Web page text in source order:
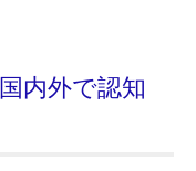
内外で認知